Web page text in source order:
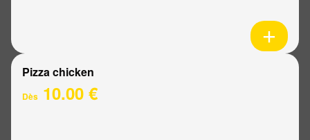
Pizza chicken
Dès 10.00 €